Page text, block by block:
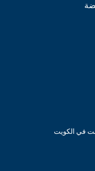
في الكويت